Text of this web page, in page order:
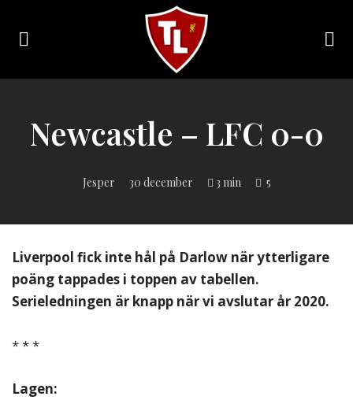
Sveriges
online
magazine!
Newcastle – LFC 0-0
Jesper 30 december 3 min 5
Liverpool fick inte hål på Darlow när ytterligare
poäng tappades i toppen av tabellen.
Serieledningen är knapp när vi avslutar år 2020.
* * *
Lagen: